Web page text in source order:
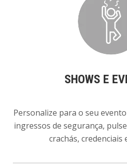
SHOWS E
Personalize para o seu
ingressos de segurança,
crachás, credenciais